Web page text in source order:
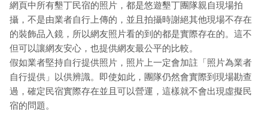
網頁中所有墾丁民宿的照片，都是悠遊墾丁團隊親自現場拍
攝，不是由業者自行上傳的，並且拍攝時謝絕其他現場不存在
的裝飾品入鏡，所以網友照片看的到的都是實際存在的。這不
但可以讓網友安心，也提供網友最公平的比較。
假如業者堅持自行提供照片，照片上一定會加註「照片為業者
自行提供」以供辨識。即使如此，團隊仍然會實際到現場勘查
過，確定民宿實際存在並且可以營運，這樣就不會出現虛擬民
宿的問題。